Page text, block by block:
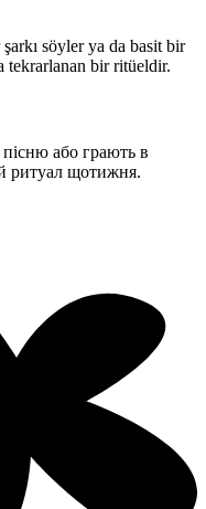
söyler ya da basit bir
tekrarlanan bir ritüeldir.
пісню або грають в
ритуал щотижня.